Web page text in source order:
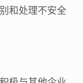
和处理不安全